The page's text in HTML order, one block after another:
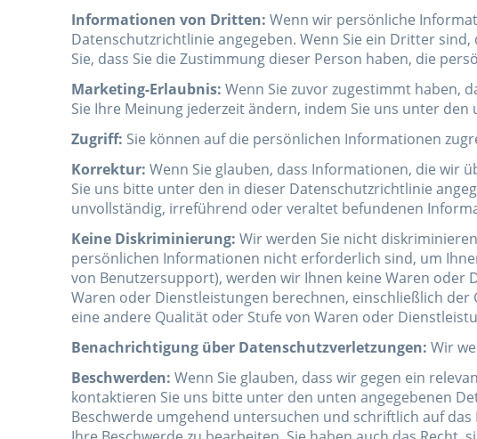
Informationen von Dritten: Wenn wir persönliche
Datenschutzrichtlinie angegeben. Wenn Sie ein Dritter
Sie, dass Sie die Zustimmung dieser Person haben, die
Marketing-Erlaubnis: Wenn Sie zuvor zugestimmt haben,
Sie Ihre Meinung jederzeit ändern, indem Sie uns unter
Zugriff: Sie können auf die persönlichen Informationen
Korrektur: Wenn Sie glauben, dass Informationen, die wir
Sie uns bitte unter den in dieser Datenschutzrichtlinie
unvollständig, irreführend oder veraltet befundenen
Keine Diskriminierung: Wir werden Sie nicht
persönlichen Informationen nicht erforderlich sind, um
von Benutzersupport), werden wir Ihnen keine Waren
Waren oder Dienstleistungen berechnen, einschließlich
eine andere Qualität oder Stufe von Waren oder
Benachrichtigung über Datenschutzverletzungen: Wir
Beschwerden: Wenn Sie glauben, dass wir gegen ein
kontaktieren Sie uns bitte unter den unten angegebenen
Beschwerde umgehend untersuchen und schriftlich auf